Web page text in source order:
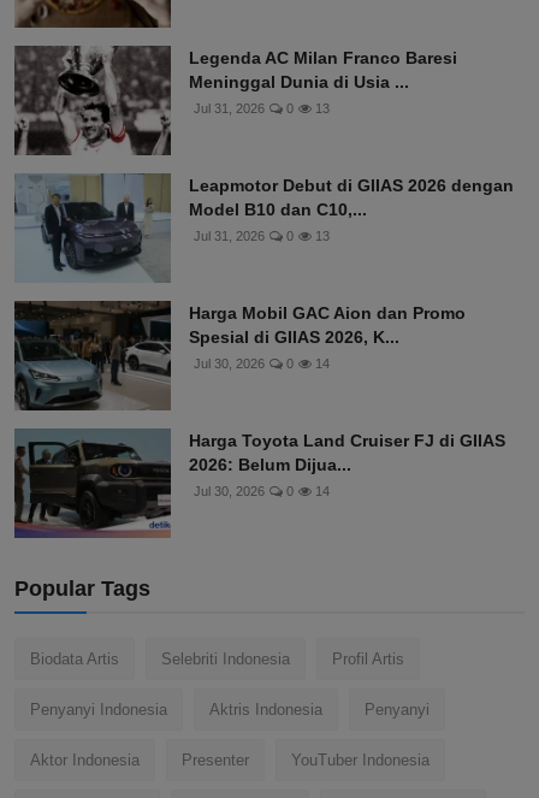
Legenda AC Milan Franco Baresi
Meninggal Dunia di Usia ...
Jul 31, 2026 0 13
Leapmotor Debut di GIIAS 2026 dengan
Model B10 dan C10,...
Jul 31, 2026 0 13
Harga Mobil GAC Aion dan Promo
Spesial di GIIAS 2026, K...
Jul 30, 2026 0 14
Harga Toyota Land Cruiser FJ di GIIAS
2026: Belum Dijua...
Jul 30, 2026 0 14
Popular Tags
Biodata Artis Selebriti Indonesia Profil Artis
Penyanyi Indonesia Aktris Indonesia Penyanyi
Aktor Indonesia Presenter YouTuber Indonesia